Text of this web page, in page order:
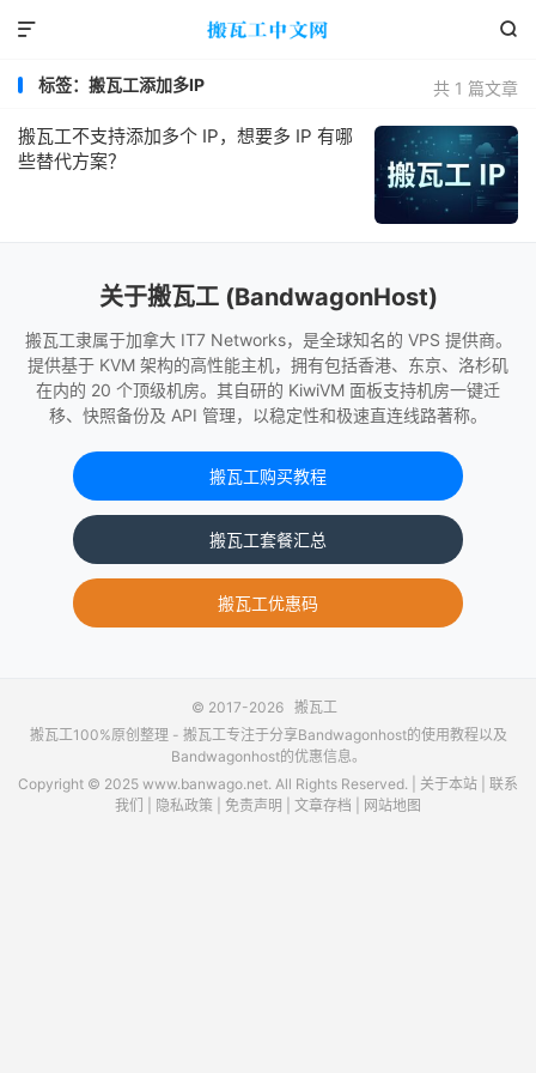


共 1 篇文章
标签：搬瓦工添加多IP
搬瓦工不支持添加多个 IP，想要多 IP 有哪
些替代方案？
关于搬瓦工 (BandwagonHost)
搬瓦工隶属于加拿大 IT7 Networks，是全球知名的 VPS 提供商。
提供基于 KVM 架构的高性能主机，拥有包括香港、东京、洛杉矶
在内的 20 个顶级机房。其自研的 KiwiVM 面板支持机房一键迁
移、快照备份及 API 管理，以稳定性和极速直连线路著称。
搬瓦工购买教程
搬瓦工套餐汇总
搬瓦工优惠码
© 2017-2026 搬瓦工
搬瓦工100%原创整理 - 搬瓦工专注于分享Bandwagonhost的使用教程以及
Bandwagonhost的优惠信息。
Copyright © 2025 www.banwago.net. All Rights Reserved. | 关于本站
联系
我们
隐私政策 免责声明 文章存档 网站地图